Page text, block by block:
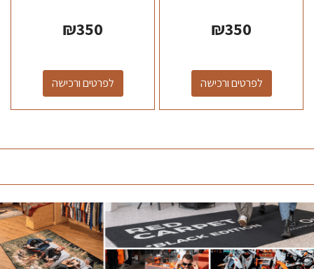
₪350
לפרטים ורכישה
₪350
לפרטים ורכישה